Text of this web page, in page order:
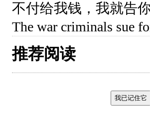
不付给我钱，我就告
The war criminals sue
推荐阅读